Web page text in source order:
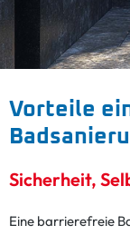
Vorteile
Sicherheit,
Eine barrierefreie